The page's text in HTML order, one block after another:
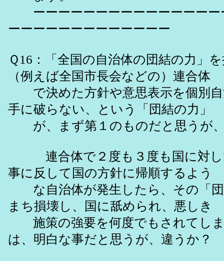
ーーーーーーーーーーーーーーー
ーーーーーーーーーーーーー
Ｑ16：「全国の自治体の団結の力」
（例えば全国市長会などの）連合体
で決めた方針や意思表示を個別自
手に破らない、という「団結の力」
が、まず第１のものだと思うが
連合体で２度も３度も国に対し
事に反して国の方針に帰順するよう
な自治体が発生したら、その「団
まち損壊し、国に舐められ、悪しき
施策の強要を何度でもされてし
は、明白な事だと思うが、違うか？